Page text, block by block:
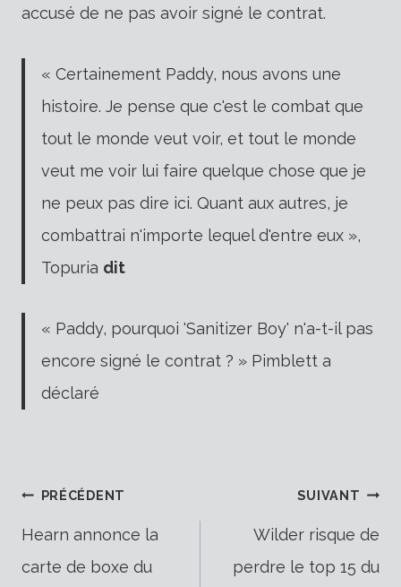
accusé de ne pas avoir signé le contrat.
« Certainement Paddy, nous avons une
histoire. Je pense que c'est le combat que
tout le monde veut voir, et tout le monde
veut me voir lui faire quelque chose que je
ne peux pas dire ici. Quant aux autres, je
combattrai n'importe lequel d'entre eux »,
Topuria dit
« Paddy, pourquoi 'Sanitizer Boy' n'a-t-il pas
encore signé le contrat ? » Pimblett a
déclaré
Navigation
PRÉCÉDENT
Hearn annonce la
carte de boxe du
SUIVANT
Wilder risque de
perdre le top 15 du